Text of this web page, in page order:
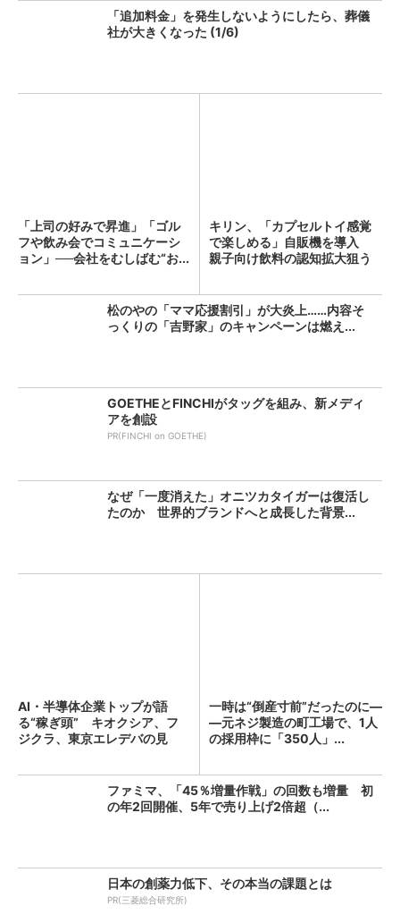
「追加料金」を発生しないようにしたら、葬儀
社が大きくなった (1/6)
「上司の好みで昇進」「ゴル
フや飲み会でコミュニケーシ
ョン」──会社をむしばむ“お...
キリン、「カプセルトイ感覚
で楽しめる」自販機を導入
親子向け飲料の認知拡大狙う
松のやの「ママ応援割引」が大炎上……内容そ
っくりの「吉野家」のキャンペーンは燃え...
GOETHEとFINCHIがタッグを組み、新メディ
アを創設
PR(FINCHI on GOETHE)
なぜ「一度消えた」オニツカタイガーは復活し
たのか 世界的ブランドへと成長した背景...
AI・半導体企業トップが語
る“稼ぎ頭” キオクシア、フ
ジクラ、東京エレデバの見
一時は“倒産寸前”だったのに―
―元ネジ製造の町工場で、1人
の採用枠に「350人」...
ファミマ、「45％増量作戦」の回数も増量 初
の年2回開催、5年で売り上げ2倍超（...
日本の創薬力低下、その本当の課題とは
PR(三菱総合研究所)